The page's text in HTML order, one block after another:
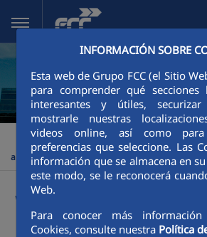
Skip to Main Content
INFORMACIÓN SOBRE
Esta web de Grupo FCC (el Sitio
para comprender qué
interesantes y útiles,
mostrarle nuestras
videos online, así como
preferencias que seleccione. Las
información que se almacena en
este modo, se le reconocerá
Web.
Para conocer más
Cookies, consulte nuestra Política
FCC Ámbito > Corporate Area >
are?
Where we are?